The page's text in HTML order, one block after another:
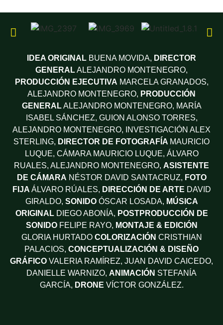
IDEA ORIGINAL BUENA MOVIDA, DIRECTOR
GENERALALEJANDRO MONTENEGRO,
PRODUCCIÓN EJECUTIVA MARCELA GRANADOS,
ALEJANDRO MONTENEGRO, PRODUCCIÓN
GENERALALEJANDRO MONTENEGRO, MARÍA
ISABEL SÁNCHEZ, GUION ALONSO TORRES,
ALEJANDRO MONTENEGRO,
INVESTIGACIÓN ALEX
STERLING, DIRECTOR DE FOTOGRAFÍA MAURICIO
LUQUE, CÁMARAMAURICIO LUQUE, ÁLVARO
RUALES, ALEJANDRO MONTENEGRO, ASISTENTE
DE CÁMARA NÉSTOR DAVID SANTACRUZ, FOTO
FIJA ÁLVARO RÚALES, DIRECCIÓN DE ARTE DAVID
GIRALDO, SONIDOÓSCAR LOSADA, MÚSICA
ORIGINALDIEGO ABONÍA, POSTPRODUCCIÓN DE
SONIDOFELIPE RAYO, MONTAJE & EDICIÓN
GLORIA HURTADO COLORIZACIÓN CRISTHIAN
PALACIOS, CONCEPTUALIZACIÓN & DISEÑO
GRÁFICO VALERIA RAMÍREZ, JUAN DAVID CAICEDO,
DANIELLE WARNIZO, ANIMACIÓN STEFANÍA
GARCÍA, DRONE VÍCTOR GONZÁLEZ.